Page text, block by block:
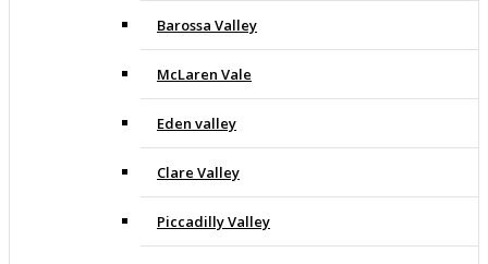
Barossa Valley
McLaren Vale
Eden valley
Clare Valley
Piccadilly Valley